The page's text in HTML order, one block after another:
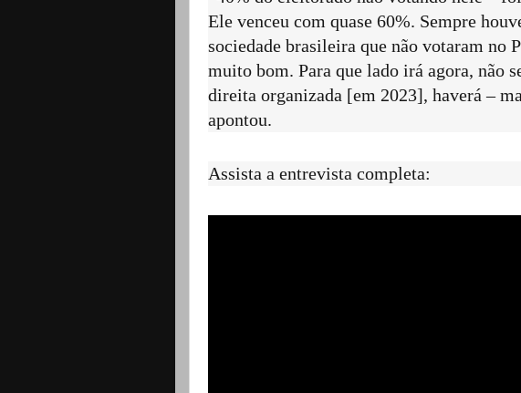
Ele venceu com quase 60%. Sempre
sociedade brasileira que não votaram no
muito bom. Para que lado irá agora, não
direita organizada [em 2023], haverá –
apontou.
Assista a entrevista completa: